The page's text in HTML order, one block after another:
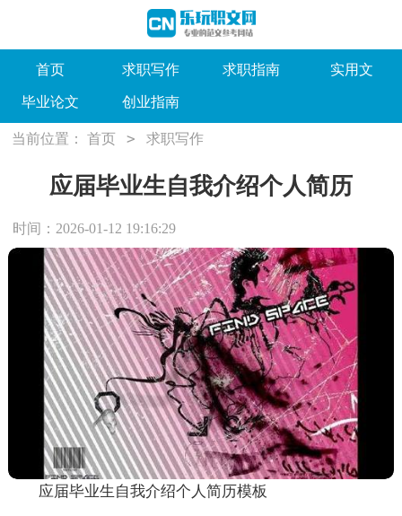
首页 求职写作 求职指南 实用文
毕业论文 创业指南
当前位置： 首页 > 求职写作
应届毕业生自我介绍个人简历
时间：2026-01-12 19:16:29
应届毕业生自我介绍个人简历模板